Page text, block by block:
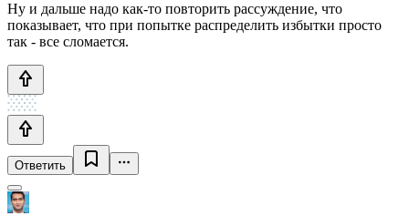
Ну и дальше надо как-то повторить рассуждение, что
показывает, что при попытке распределить избытки просто
так - все сломается.
Ответить